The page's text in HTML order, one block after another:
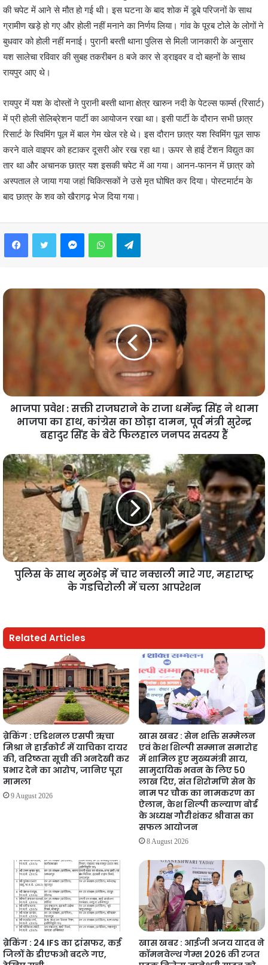
की चपेट में आने से मौत हो गई थी। इस घटना के बाद शोक में डूबे परिजनों के साथ
ग्रामीण खड़े हो गए और होली नहीं मनाने का निर्णय लिया। गांव के पूरब टोले के लोगों ने
बुधवार को होली नहीं मनाई। पुरानी बस्ती थाना पुलिस से मिली जानकारी के अनुसार
यश सालेचा रविवार की सुबह तकरीबन 8 बजे कार से ड्राइवर व दो बहनों के साथ
रायपुर आए थे।
रायपुर में यश के दोस्तों ने पुरानी बस्ती थाना क्षेत्र खारुन नदी के पेटल्स फार्म्स (रिसार्ट)
में प्री होली सेलिब्रेशन पार्टी का आयोजन रखा था। इसी पार्टी के दौरान सभी छात्र
रिसार्ट के स्विमिंग पूल में बाल गेम खेल रहे थे। इस दौरान छात्र यश स्विमिंग पूल साफ
करने वाले वाइपर को हटाकर दूसरी ओर रख रहा था। ऊपर से हाई टेंशन विद्युत का
तार था और अचानक छात्र यश इसकी चपेट में आ गया। आनन-फानन में छात्र को
अस्पताल ले जाया गया जहां चिकित्सकों ने उसे मृत घोषित कर दिया। पोस्टमार्टम के
बाद छात्र के शव को खैरागढ़ भेज दिया गया।
FacebookTwitter MessengerWhatsAppTelegram
भाजपा प्रवेश : सक्ती राजघराने के राजा धर्मेन्द्र सिंह ने थामा
भाजपा का हाथ, कांग्रेस का छोड़ा दामन, पूर्व मंत्री सुरेन्द्र
बहादुर सिंह के बेटे फिलहाल जनपद सदस्य हैं
पुलिस के साथ मुठभेड़ में चार नक्सली मारे गए, महाराष्ट्र
के गडचिरोली में चला आपरेशन
Related Articles
ब्रेकिंग : एडिशनल एसपी ऋचा
मिश्रा ने हाईकोर्ट में याचिका दायर
की, वरिष्ठता सूची की अनदेखी कर
प्रभार देने का आरोप, जानिए पूरा
मामला
9 August 2026
खास खबर : सेन शक्ति सम्मेलन
एवं केश शिल्पी सम्मान समारोह
में शामिल हुए मुख्यमंत्री साय,
सामुदायिक भवन के लिए 50
लाख दिए, संत शिरोमणि सेन के
नाम पर चौक का नामकरण का
ऐलान, केश शिल्पी कल्याण बोर्ड
के अध्यक्ष गौरीशंकर श्रीवास का
सफल आयोजन
8 August 2026
ब्रेकिंग : 24 IFS का ट्रांसफर, कई
जिलों के डीएफओ बदले गए,
खास खबर : आईजी अजय यादव ने
कॉमनवेल्थ गेम्स 2026 की रजत